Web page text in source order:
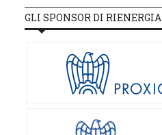
GLI SPONSOR DI RIENERGIA